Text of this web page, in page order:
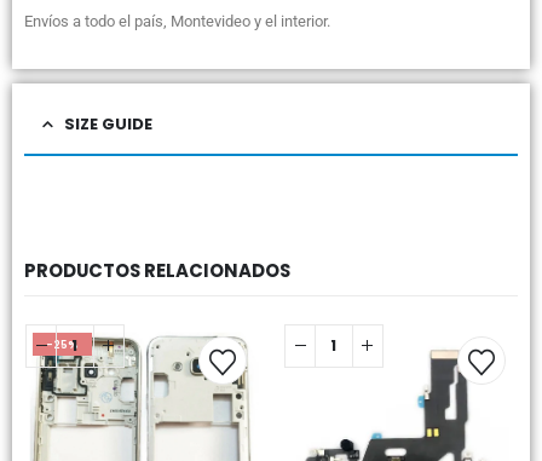
Envíos a todo el país, Montevideo y el interior.
SIZE GUIDE
PRODUCTOS RELACIONADOS
-25%